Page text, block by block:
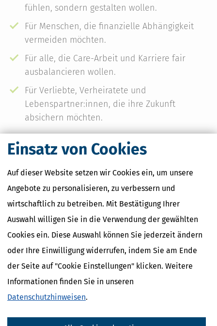
Einsatz von Cookies
Auf dieser Website setzen wir Cookies ein, um unsere
Angebote zu personalisieren, zu verbessern und
wirtschaftlich zu betreiben. Mit Bestätigung Ihrer
Auswahl willigen Sie in die Verwendung der gewählten
Cookies ein. Diese Auswahl können Sie jederzeit ändern
oder Ihre Einwilligung widerrufen, indem Sie am Ende
der Seite auf "Cookie Einstellungen" klicken. Weitere
Informationen finden Sie in unseren
Datenschutzhinweisen.
fühlen, sondern gestalten wollen.
Für Menschen, die finanzielle Abhängigkeit
vermeiden möchten.
Für alle, die Care-Arbeit und Karriere fair
ausbalancieren wollen.
Für Verliebte, Verheiratete und
Lebenspartner:innen, die ihre Zukunft
absichern möchten.
Erhältlich als Taschenbuch und als E-Book
Taschenbuch
24, 99 €*
E-Book
23,99 €*
1. Auflage
Stand März 2026
Format: Softcover, DIN A5
240 Seiten
In den Warenkorb
*Preise inkl. gesetzl. MwSt.